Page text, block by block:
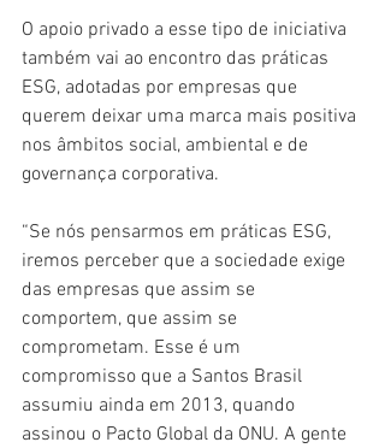
O apoio privado a esse tipo de iniciativa
também vai ao encontro das práticas
ESG, adotadas por empresas que
querem deixar uma marca mais positiva
nos âmbitos social, ambiental e de
governança corporativa.
“Se nós pensarmos em práticas ESG,
iremos perceber que a sociedade exige
das empresas que assim se
comportem, que assim se
comprometam. Esse é um
compromisso que a Santos Brasil
assumiu ainda em 2013, quando
assinou o Pacto Global da ONU. A gente